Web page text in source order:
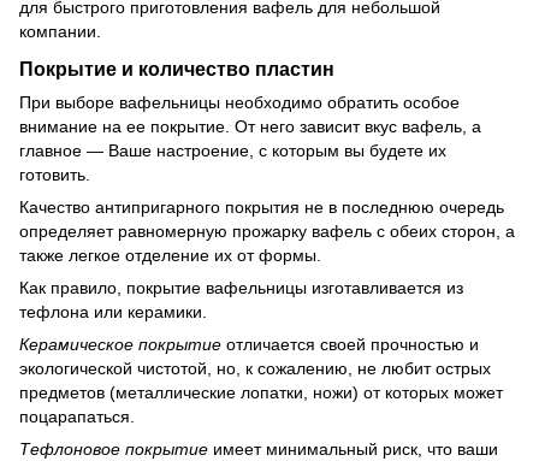
для быстрого приготовления вафель для небольшой
компании.
Покрытие и количество пластин
При выборе вафельницы необходимо обратить особое
внимание на ее покрытие. От него зависит вкус вафель, а
главное — Ваше настроение, с которым вы будете их
готовить.
Качество антипригарного покрытия не в последнюю очередь
определяет равномерную прожарку вафель с обеих сторон, а
также легкое отделение их от формы.
Как правило, покрытие вафельницы изготавливается из
тефлона или керамики.
Керамическое покрытие отличается своей прочностью и
экологической чистотой, но, к сожалению, не любит острых
предметов (металлические лопатки, ножи) от которых может
поцарапаться.
Тефлоновое покрытие имеет минимальный риск, что ваши